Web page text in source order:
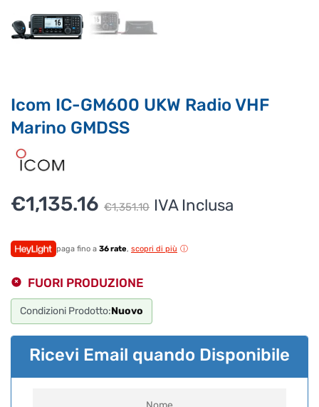
Icom IC-GM600 UKW Radio VHF
Marino GMDSS
€1,351.10 Il
originale
€1,135.16
Il
attuale
IVA Inclusa
paga fino a 36 rate, scopri di più
FUORI PRODUZIONE
Condizioni Prodotto:Nuovo
Ricevi Email quando Disponibile
prodotti.
Per ottenere dettagli su un determinato prodotto